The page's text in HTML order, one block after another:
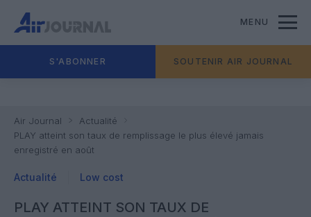
MENU
S'ABONNER SOUTENIR AIR JOURNAL
Air Journal
Actualité
PLAY atteint son taux de remplissage le plus élevé jamais
enregistré en août
Actualité Low cost
PLAY ATTEINT SON TAUX DE